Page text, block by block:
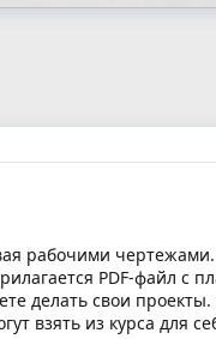
рабочими
PDF-файл с
делать свои
взять из курса для